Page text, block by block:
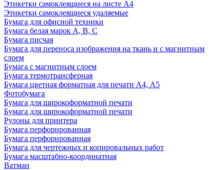
Этикетки самоклеящиеся на листе А4
Этикетки самоклеящиеся удаляемые
Бумага для офисной техники
Бумага белая марок А, В, С
Бумага писчая
Бумага для переноса изображения на ткань и с магнитным
слоем
Бумага с магнитным слоем
Бумага термотрансферная
Бумага цветная форматная для печати А4, А5
Фотобумага
Бумага для широкоформатной печати
Бумага для широкоформатной печати
Рулоны для принтера
Бумага перфорированная
Бумага перфорированная
Бумага для чертежных и копировальных работ
Бумага масштабно-координатная
Ватман